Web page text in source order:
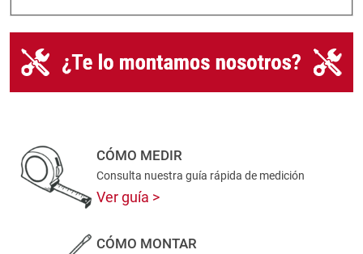
CÓMO MEDIR
Consulta nuestra guía rápida de medición
Ver guía
CÓMO MONTAR